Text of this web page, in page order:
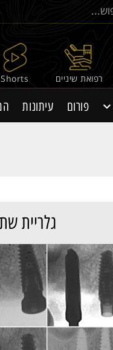
רפואת שיניים Shorts
פורום עיתונות
גלריית